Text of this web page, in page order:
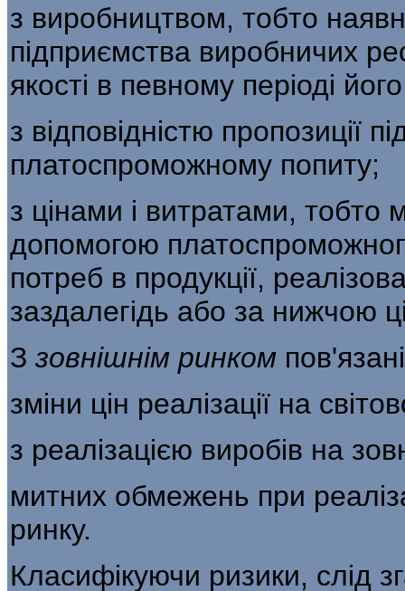
з виробництвом, тобто
підприємства виробничих
якості в певному періоді
з відповідністю пропозиції
платоспроможному по­питу;
з цінами і витратами, тобто
допомогою
потреб в продукції,
заздалегідь або за нижчою
З зовнішнім ринком
зміни цін реалізації на
з реалізацією виробів на
митних обмежень при
ринку.
Класифікуючи ризики, слід